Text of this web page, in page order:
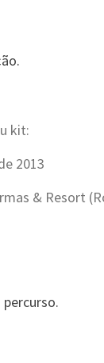
kit:
2013
& Resort
percurso.